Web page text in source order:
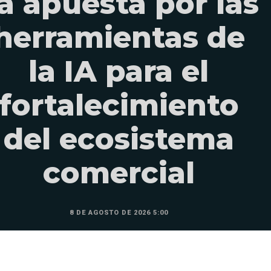
de
la IA para el
del ecosistema
comercial
8 DE AGOSTO DE 2026 5:00